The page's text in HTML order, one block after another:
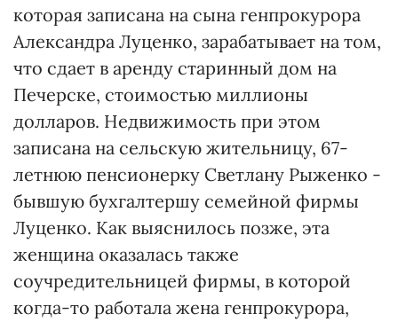
которая записана на сына генпрокурора
Александра Луценко, зарабатывает на том,
что сдает в аренду старинный дом на
Печерске, стоимостью миллионы
долларов. Недвижимость при этом
записана на сельскую жительницу, 67-
летнюю пенсионерку Светлану Рыженко -
бывшую бухгалтершу семейной фирмы
Луценко. Как выяснилось позже, эта
женщина оказалась также
соучредительницей фирмы, в которой
когда-то работала жена генпрокурора,